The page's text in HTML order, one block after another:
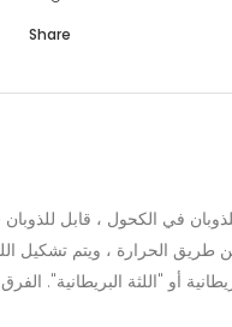
Share
في الكحول ، قابل
طريق الحرارة ، ويتم تشكيل
أو "اللثة البريطانية".